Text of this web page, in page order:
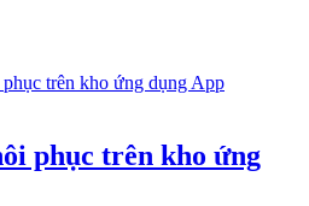
phục trên kho ứng